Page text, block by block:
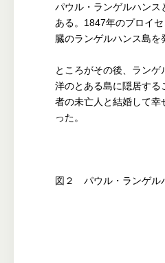
パウル・ランゲルハン
ある。1847年のプロイ
臓のランゲルハンス島
ところがその後、ラン
洋のとある島に隠居す
者の未亡人と結婚して
った。
図２ パウル・ランゲル